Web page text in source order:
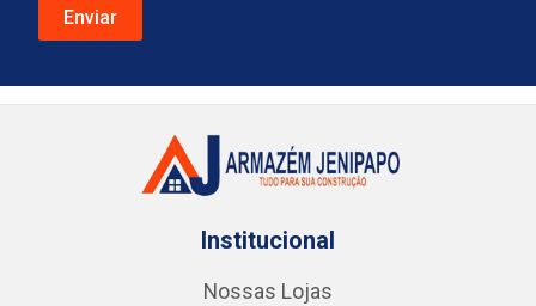
Institucional
Nossas Lojas